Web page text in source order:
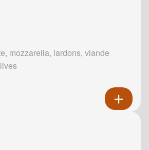
mozzarella, lardons, viande